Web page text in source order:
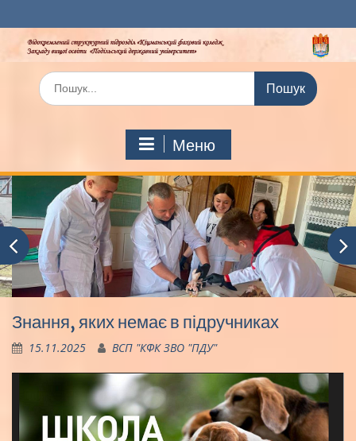
до
вмісту
Шукати:
Меню
Знання, яких немає в підручниках
15.11.2025 ВСП "КФК ЗВО "ПДУ"